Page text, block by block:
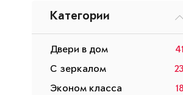
Категории
Двери в дом
41
С зеркалом
23
Эконом класса
18